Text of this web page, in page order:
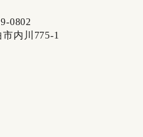
0802
内川775-1